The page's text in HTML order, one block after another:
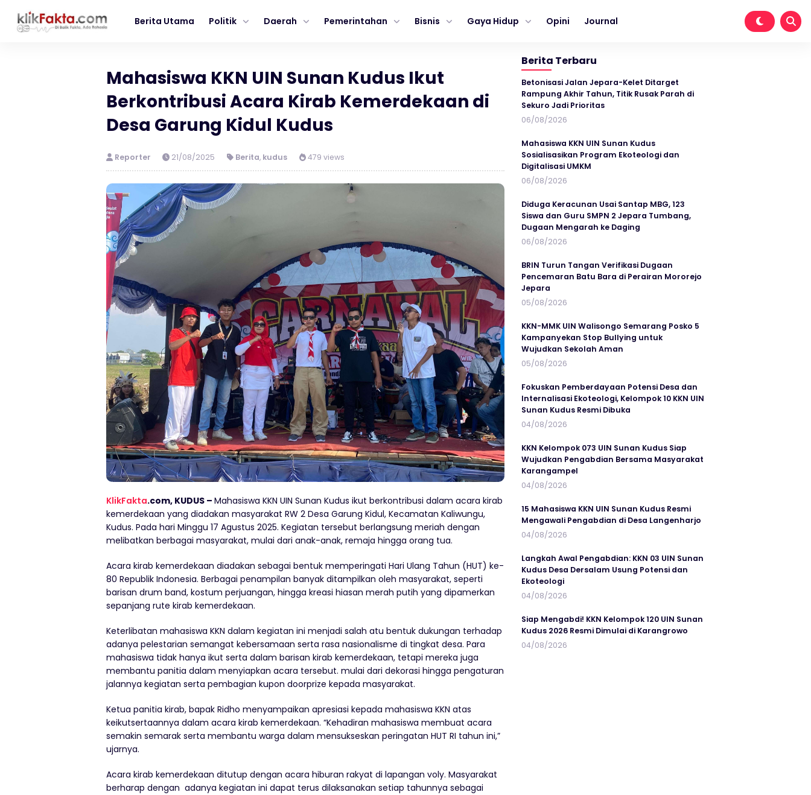
Berita Utama Politik Daerah Pemerintahan Bisnis Gaya Hidup Opini Journal
Mahasiswa KKN UIN Sunan Kudus Ikut
Berkontribusi Acara Kirab Kemerdekaan di
Desa Garung Kidul Kudus
Reporter 21/08/2025 Berita, kudus 479 views
KlikFakta.com, KUDUS – Mahasiswa KKN UIN Sunan Kudus ikut berkontribusi dalam acara kirab
kemerdekaan yang diadakan masyarakat RW 2 Desa Garung Kidul, Kecamatan Kaliwungu,
Kudus. Pada hari Minggu 17 Agustus 2025. Kegiatan tersebut berlangsung meriah dengan
melibatkan berbagai masyarakat, mulai dari anak-anak, remaja hingga orang tua.
Acara kirab kemerdekaan diadakan sebagai bentuk memperingati Hari Ulang Tahun (HUT) ke-
80 Republik Indonesia. Berbagai penampilan banyak ditampilkan oleh masyarakat, seperti
barisan drum band, kostum perjuangan, hingga kreasi hiasan merah putih yang dipamerkan
sepanjang rute kirab kemerdekaan.
Keterlibatan mahasiswa KKN dalam kegiatan ini menjadi salah atu bentuk dukungan terhadap
adanya pelestarian semangat kebersamaan serta rasa nasionalisme di tingkat desa. Para
mahasiswa tidak hanya ikut serta dalam barisan kirab kemerdekaan, tetapi mereka juga
membantu panitia dalam menyiapkan acara tersebut. mulai dari dekorasi hingga pengaturan
jalannya kegiatan serta pembagian kupon doorprize kepada masyarakat.
Ketua panitia kirab, bapak Ridho menyampaikan apresiasi kepada mahasiswa KKN atas
keikutsertaannya dalam acara kirab kemerdekaan. “Kehadiran mahasiswa membuat acara
semakin semarak serta membantu warga dalam mensukseskan peringatan HUT RI tahun ini,”
ujarnya.
Acara kirab kemerdekaan ditutup dengan acara hiburan rakyat di lapangan voly. Masyarakat
berharap dengan adanya kegiatan ini dapat terus dilaksanakan setiap tahunnya sebagai
Berita Terbaru
Betonisasi Jalan Jepara-Kelet Ditarget
Rampung Akhir Tahun, Titik Rusak Parah di
Sekuro Jadi Prioritas
06/08/2026
Mahasiswa KKN UIN Sunan Kudus
Sosialisasikan Program Ekoteologi dan
Digitalisasi UMKM
06/08/2026
Diduga Keracunan Usai Santap MBG, 123
Siswa dan Guru SMPN 2 Jepara Tumbang,
Dugaan Mengarah ke Daging
06/08/2026
BRIN Turun Tangan Verifikasi Dugaan
Pencemaran Batu Bara di Perairan Mororejo
Jepara
05/08/2026
KKN-MMK UIN Walisongo Semarang Posko 5
Kampanyekan Stop Bullying untuk
Wujudkan Sekolah Aman
05/08/2026
Fokuskan Pemberdayaan Potensi Desa dan
Internalisasi Ekoteologi, Kelompok 10 KKN UIN
Sunan Kudus Resmi Dibuka
04/08/2026
KKN Kelompok 073 UIN Sunan Kudus Siap
Wujudkan Pengabdian Bersama Masyarakat
Karangampel
04/08/2026
15 Mahasiswa KKN UIN Sunan Kudus Resmi
Mengawali Pengabdian di Desa Langenharjo
04/08/2026
Langkah Awal Pengabdian: KKN 03 UIN Sunan
Kudus Desa Dersalam Usung Potensi dan
Ekoteologi
04/08/2026
Siap Mengabdi! KKN Kelompok 120 UIN Sunan
Kudus 2026 Resmi Dimulai di Karangrowo
04/08/2026